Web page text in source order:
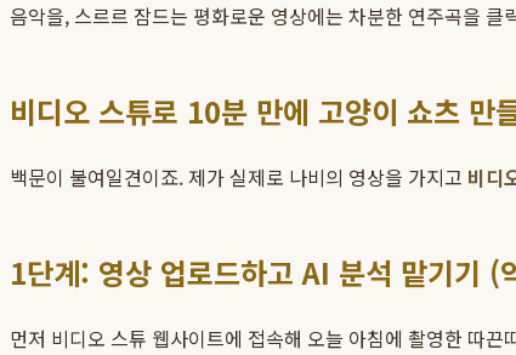
음악을, 스르르 잠드는 평화로운 영상에는 차분한 연주곡을
비디오 스튜로 10분 만에 고양이 쇼츠 만
백문이 불여일견이죠. 제가 실제로 나비의 영상을 가지고 비디
1단계: 영상 업로드하고 AI 분석 맡기기 (
먼저 비디오 스튜 웹사이트에 접속해 오늘 아침에 촬영한 따